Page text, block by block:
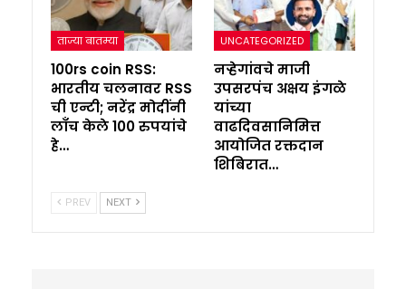
ताज्या बातम्या
100rs coin RSS:
भारतीय चलनावर RSS
ची एन्टी; नरेंद्र मोदींनी
लाँच केले 100 रुपयांचे
हे…
UNCATEGORIZED
नऱ्हेगांवचे माजी
उपसरपंच अक्षय इंगळे
यांच्या
वाढदिवसानिमित्त
आयोजित रक्तदान
शिबिरात…
PREV NEXT